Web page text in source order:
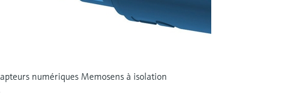
numériques Memosens à isolation